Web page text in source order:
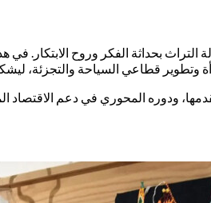
بحداثة الفكر وروح الابتكار.
قطاعي السياحة والتجزئة،
ودوره المحوري في دعم الاقتصاد